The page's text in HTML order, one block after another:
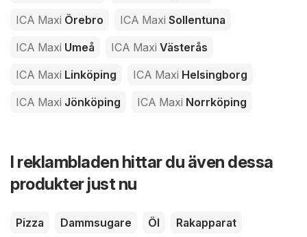
ICA Maxi Örebro ICA Maxi Sollentuna
ICA Maxi Umeå ICA Maxi Västerås
ICA Maxi Linköping ICA Maxi Helsingborg
ICA Maxi Jönköping ICA Maxi Norrköping
I reklambladen hittar du även dessa
produkter just nu
Pizza Dammsugare Öl
Rakapparat